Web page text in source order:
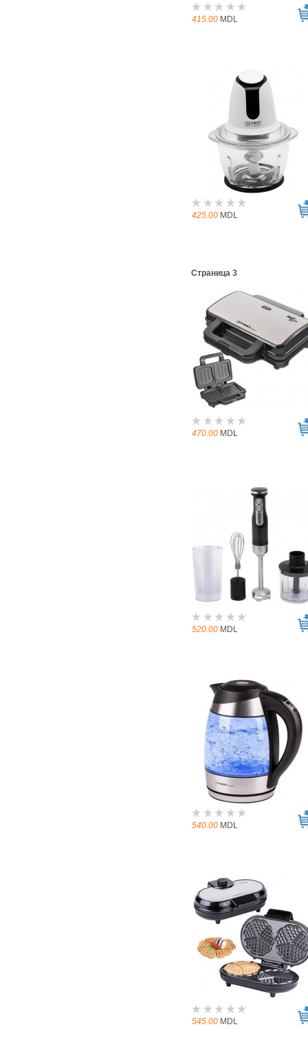
415.00 MDL
425.00 MDL
Страница 3
470.00 MDL
520.00 MDL
540.00 MDL
545.00 MDL